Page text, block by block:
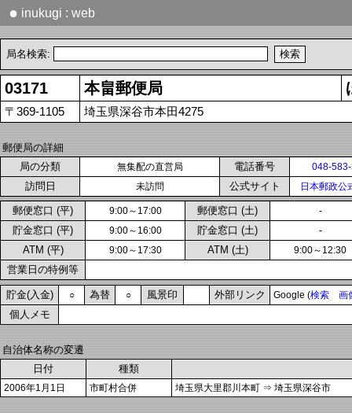
● inukugi : web
局名検索:
03171 本畠郵便局
〒369-1105 埼玉県深谷市本田4275
郵便局の詳細
局の分類
無集配の直営局 電話番号 048-
訪問日 未訪問 公式サイト 日本郵政公
郵便窓口 (平) 9:00～17:00 郵便窓口 (土) -
貯金窓口 (平) 9:00～16:00 貯金窓口 (土) -
ATM (平) 9:00～17:30 ATM (土) 9:00～12:30
営業日の特例等
貯金(入金) ○ 為替 ○ 風景印 外部リンク Google (検索 画
個人メモ
自治体名称の変遷
日付
種類
2006年1月1日 市町村合併 埼玉県大里郡川本町 ⇒ 埼玉県深谷市